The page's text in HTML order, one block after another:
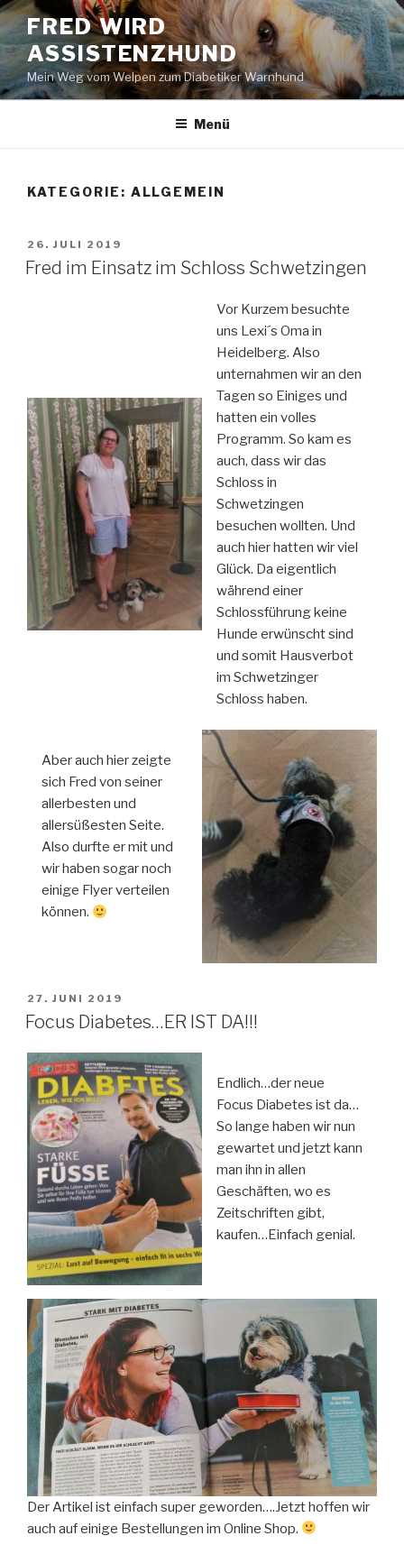
Zum
Inhalt
springen
FRED WIRD
ASSISTENZHUND
Mein Weg vom Welpen zum Diabetiker Warnhund
Menü
KATEGORIE: ALLGEMEIN
VERÖFFENTLICHT
AM
26. JULI 2019
Fred im Einsatz im Schloss Schwetzingen
Vor Kurzem besuchte
uns Lexi´s Oma in
Heidelberg. Also
unternahmen wir an den
Tagen so Einiges und
hatten ein volles
Programm. So kam es
auch, dass wir das
Schloss in
Schwetzingen
besuchen wollten. Und
auch hier hatten wir viel
Glück. Da eigentlich
während einer
Schlossführung keine
Hunde erwünscht sind
und somit Hausverbot
im Schwetzinger
Schloss haben.
Aber auch hier zeigte
sich Fred von seiner
allerbesten und
allersüßesten Seite.
Also durfte er mit und
wir haben sogar noch
einige Flyer verteilen
können.
VERÖFFENTLICHT
AM
27. JUNI 2019
Focus Diabetes…ER IST DA!!!
Endlich…der neue
Focus Diabetes ist da…
So lange haben wir nun
gewartet und jetzt kann
man ihn in allen
Geschäften, wo es
Zeitschriften gibt,
kaufen…Einfach genial.
Der Artikel ist einfach super geworden….Jetzt hoffen wir
auch auf einige Bestellungen im Online Shop.